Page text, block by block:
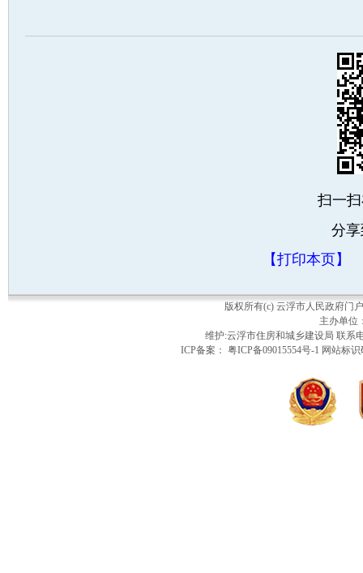
扫一
分
【打印本页】
版权所有(c) 云浮市人民政府
主办单
维护:云浮市住房和城乡建设局 联系
ICP备案： 粤ICP备09015554号-1 网站标